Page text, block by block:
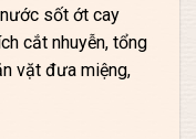
sốt ớt cay
cắt nhuyễn, tổng
vặt đưa miệng,